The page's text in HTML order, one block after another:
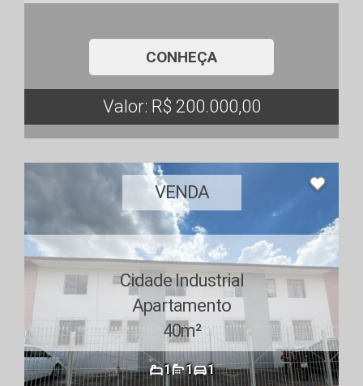
CONHEÇA
Valor: R$ 200.000,00
VENDA
Cidade Industrial
Apartamento
40m²
1 1 1